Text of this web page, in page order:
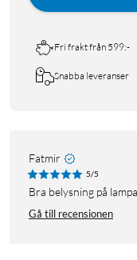
Fri frakt från 599:-
Snabba leveranser
Fatmir
5/5
Bra belysning på
Gå till recensionen